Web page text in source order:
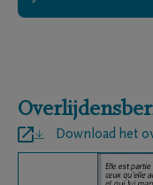
Download het